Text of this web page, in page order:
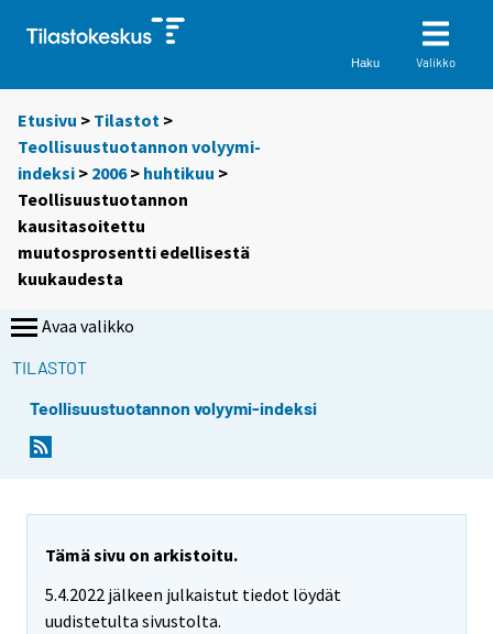
Haku Valikko
Etusivu > Tilastot >
Teollisuustuotannon volyymi-
indeksi > 2006> huhtikuu >
Teollisuustuotannon
kausitasoitettu
muutosprosentti edellisestä
kuukaudesta
Avaa valikko
TILASTOT
Teollisuustuotannon volyymi-indeksi
Tämä sivu on arkistoitu.
5.4.2022 jälkeen julkaistut tiedot löydät
uudistetulta sivustolta.